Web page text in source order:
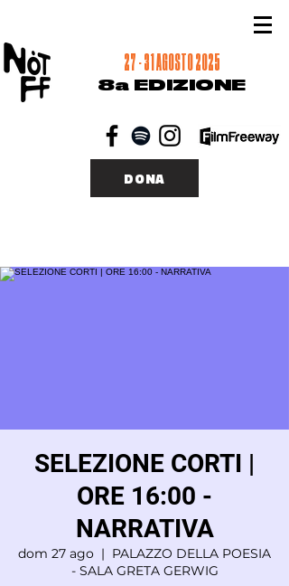
27 - 31 AGOSTO 2025
8a EDIZIONE
DONA
SELEZIONE CORTI |
ORE 16:00 -
NARRATIVA
dom 27 ago
  |
PALAZZO DELLA POESIA
- SALA GRETA GERWIG